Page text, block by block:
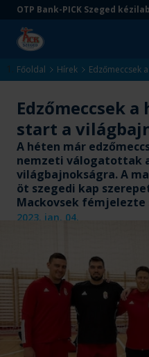
Ugrás
tartalomra
Ugrás
aljára
OTP Bank-PICK Szeged
Kezdőlap
Főoldal Hírek Edzőmeccsek
Edzőmeccsek
start a
A héten már
nemzeti válogatottak
világbajnokságra. A
öt szegedi kap
Mackovsek
2023. jan. 04.